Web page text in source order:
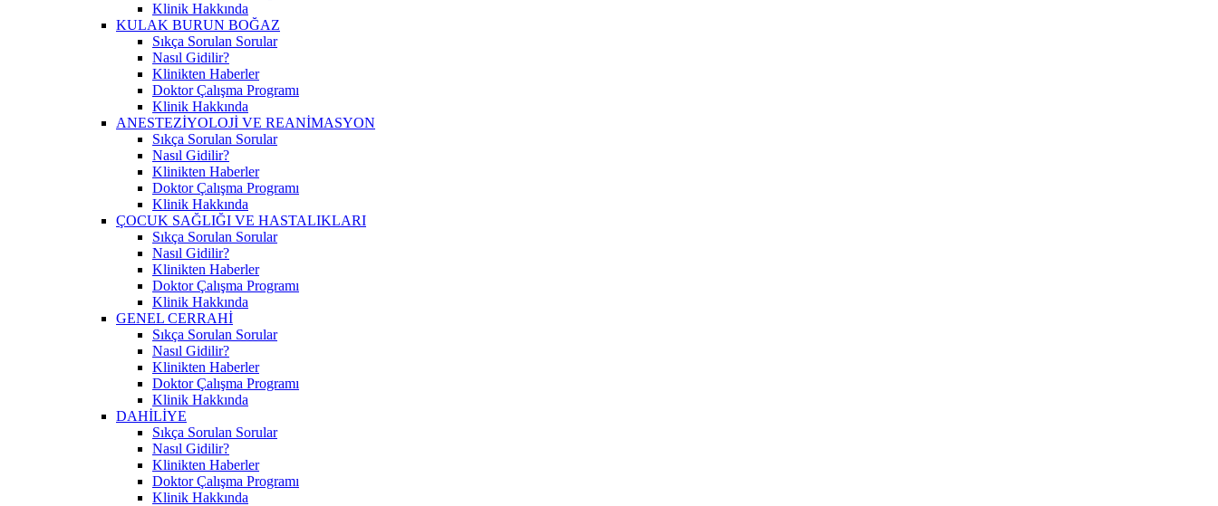
Klinik Hakkında
KULAK BURUN BOĞAZ
Sıkça Sorulan Sorular
Nasıl Gidilir?
Klinikten Haberler
Doktor Çalışma Programı
Klinik Hakkında
ANESTEZİYOLOJİ VE REANİMASYON
Sıkça Sorulan Sorular
Nasıl Gidilir?
Klinikten Haberler
Doktor Çalışma Programı
Klinik Hakkında
ÇOCUK SAĞLIĞI VE HASTALIKLARI
Sıkça Sorulan Sorular
Nasıl Gidilir?
Klinikten Haberler
Doktor Çalışma Programı
Klinik Hakkında
GENEL CERRAHİ
Sıkça Sorulan Sorular
Nasıl Gidilir?
Klinikten Haberler
Doktor Çalışma Programı
Klinik Hakkında
DAHİLİYE
Sıkça Sorulan Sorular
Nasıl Gidilir?
Klinikten Haberler
Doktor Çalışma Programı
Klinik Hakkında